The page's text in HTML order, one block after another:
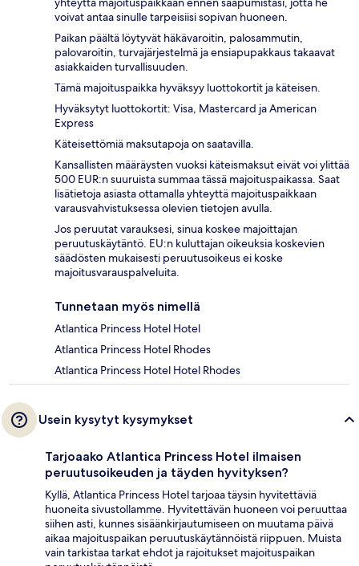
voivat antaa sinulle tarpeisiisi sopivan huoneen.
Paikan päältä löytyvät häkävaroitin, palosammutin,
palovaroitin, turvajärjestelmä ja ensiapupakkaus takaavat
asiakkaiden turvallisuuden.
Tämä majoituspaikka hyväksyy luottokortit ja käteisen.
Hyväksytyt luottokortit: Visa, Mastercard ja American
Express
Käteisettömiä maksutapoja on saatavilla.
Kansallisten määräysten vuoksi käteismaksut eivät voi ylittää
500 EUR:n suuruista summaa tässä majoituspaikassa. Saat
lisätietoja asiasta ottamalla yhteyttä majoituspaikkaan
varausvahvistuksessa olevien tietojen avulla.
Jos peruutat varauksesi, sinua koskee majoittajan
peruutuskäytäntö. EU:n kuluttajan oikeuksia koskevien
säädösten mukaisesti peruutusoikeus ei koske
majoitusvarauspalveluita.
Tunnetaan myös nimellä
Atlantica Princess Hotel Hotel
Atlantica Princess Hotel Rhodes
Atlantica Princess Hotel Hotel Rhodes
Usein kysytyt kysymykset
Tarjoaako Atlantica Princess Hotel ilmaisen
peruutusoikeuden ja täyden hyvityksen?
Kyllä, Atlantica Princess Hotel tarjoaa täysin hyvitettäviä
huoneita sivustollamme. Hyvitettävän huoneen voi peruuttaa
siihen asti, kunnes sisäänkirjautumiseen on muutama päivä
aikaa majoituspaikan peruutuskäytännöistä riippuen. Muista
vain tarkistaa tarkat ehdot ja rajoitukset majoituspaikan